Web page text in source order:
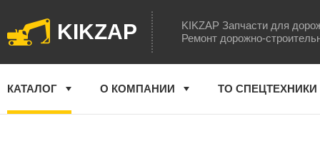
KIKZAP
KIKZAP Запчасти для
Ремонт дорожно-
КАТАЛОГ О КОМПАНИИ ТО СПЕЦТЕХНИКИ